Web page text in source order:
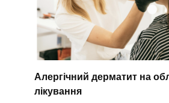
Алергічний дерматит на
лікування